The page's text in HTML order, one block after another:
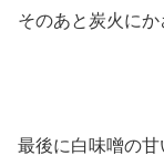
そのあと炭火にか
最後に白味噌の